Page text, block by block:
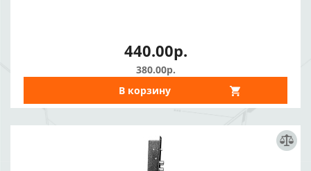
440.00р.
380.00р.
В корзину